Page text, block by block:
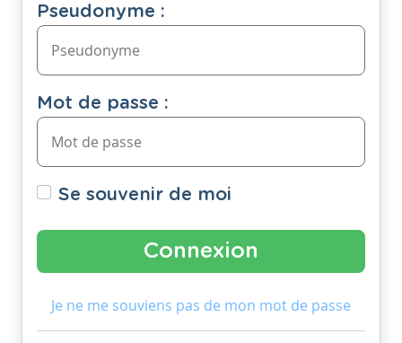
Pseudonyme :
Mot de passe :
Se souvenir de moi
Je ne me souviens pas de mon mot de passe